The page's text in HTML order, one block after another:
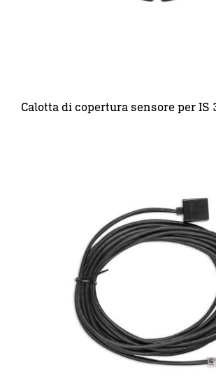
Calotta di copertura sensore per IS